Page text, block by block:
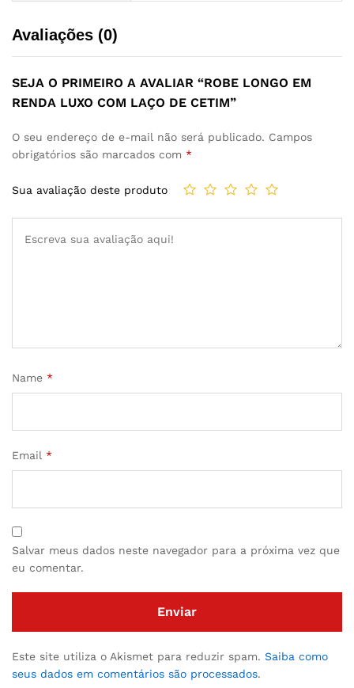
Avaliações (0)
SEJA O PRIMEIRO A AVALIAR “ROBE LONGO EM
RENDA LUXO COM LAÇO DE CETIM”
O seu endereço de e-mail não será publicado. Campos
obrigatórios são marcados com *
Sua avaliação deste produto
Name *
Email *
Salvar meus dados neste navegador para a próxima vez que
eu comentar.
Este site utiliza o Akismet para reduzir spam. Saiba como
seus dados em comentários são processados.